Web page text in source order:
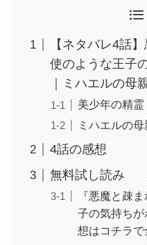
【ネタバレ4話
使のような王子
｜ミハエルの母
美少年の精霊
ミハエルの
4話の感想
無料試し読み
『悪魔と疎
子の気持ち
想はコチラ